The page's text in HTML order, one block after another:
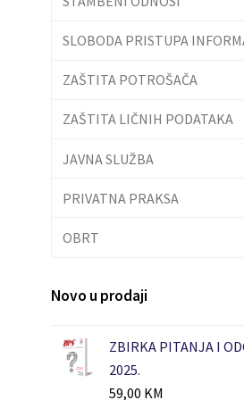
SLOBODA PRISTUPA
ZAŠTITA POTROŠAČA
ZAŠTITA LIČNIH PODATAKA
JAVNA SLUŽBA
PRIVATNA PRAKSA
OBRT
Novo u prodaji
ZBIRKA PITANJA I
2025.
59,00 KM